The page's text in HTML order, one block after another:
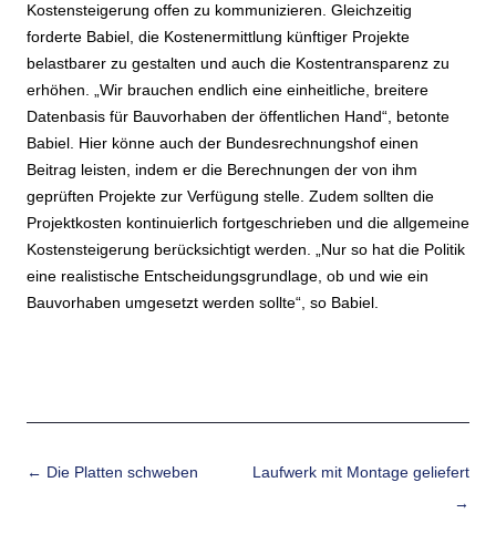
Kostensteigerung offen zu kommunizieren. Gleichzeitig
forderte Babiel, die Kostenermittlung künftiger Projekte
belastbarer zu gestalten und auch die Kostentransparenz zu
erhöhen. „Wir brauchen endlich eine einheitliche, breitere
Datenbasis für Bauvorhaben der öffentlichen Hand“, betonte
Babiel. Hier könne auch der Bundesrechnungshof einen
Beitrag leisten, indem er die Berechnungen der von ihm
geprüften Projekte zur Verfügung stelle. Zudem sollten die
Projektkosten kontinuierlich fortgeschrieben und die allgemeine
Kostensteigerung berücksichtigt werden. „Nur so hat die Politik
eine realistische Entscheidungsgrundlage, ob und wie ein
Bauvorhaben umgesetzt werden sollte“, so Babiel.
Beitrags-Navigation
← Die Platten schweben
Laufwerk mit Montage geliefert
→